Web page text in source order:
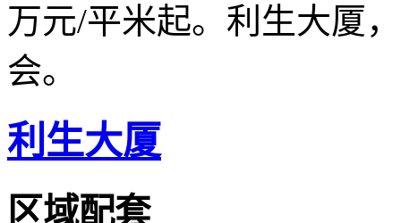
万元/平米起。利生大厦
会。
利生大厦
区域配套